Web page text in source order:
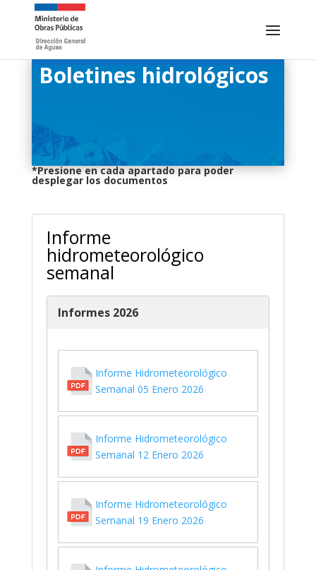
Boletines hidrológicos
*Presione en cada apartado para poder
desplegar los documentos
Informe
hidrometeorológico
semanal
Informes 2026
Informe Hidrometeorológico
Semanal 05 Enero 2026
Informe Hidrometeorológico
Semanal 12 Enero 2026
Informe Hidrometeorológico
Semanal 19 Enero 2026